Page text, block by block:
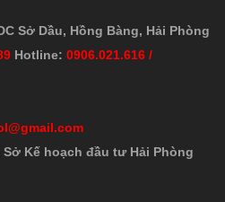
Sở Dầu, Hồng Bàng, Hải Phòng
Hotline: 0906.021.616 /
Kế hoạch đầu tư Hải Phòng